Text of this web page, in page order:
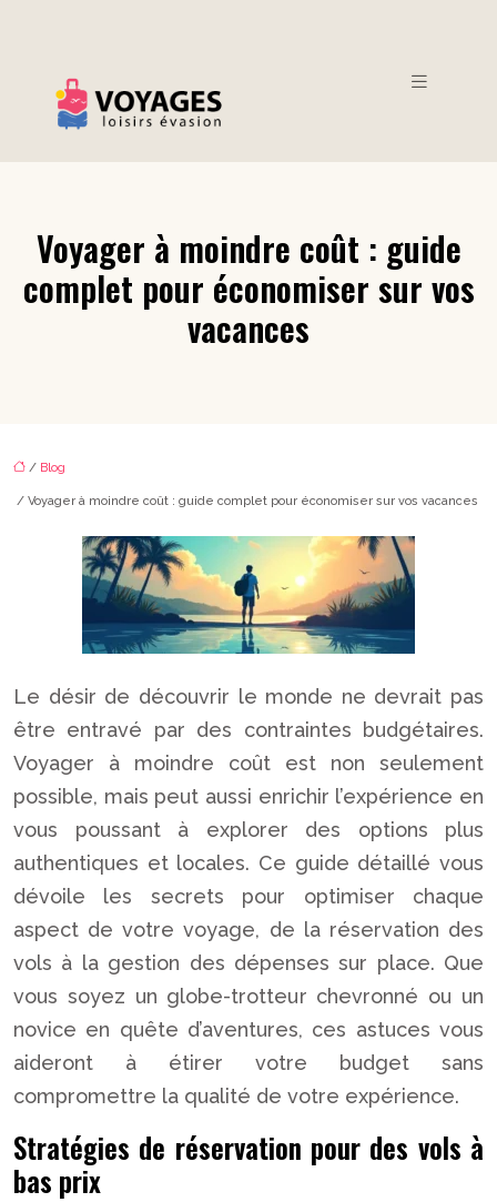
Voyager à moindre coût : guide
complet pour économiser sur vos
vacances
/ Blog
/ Voyager à moindre coût : guide complet pour économiser sur vos vacances
Le désir de découvrir le monde ne devrait pas
être entravé par des contraintes budgétaires.
Voyager à moindre coût est non seulement
possible, mais peut aussi enrichir l’expérience en
vous poussant à explorer des options plus
authentiques et locales. Ce guide détaillé vous
dévoile les secrets pour optimiser chaque
aspect de votre voyage, de la réservation des
vols à la gestion des dépenses sur place. Que
vous soyez un globe-trotteur chevronné ou un
novice en quête d’aventures, ces astuces vous
aideront à étirer votre budget sans
compromettre la qualité de votre expérience.
Stratégies de réservation pour des vols à
bas prix